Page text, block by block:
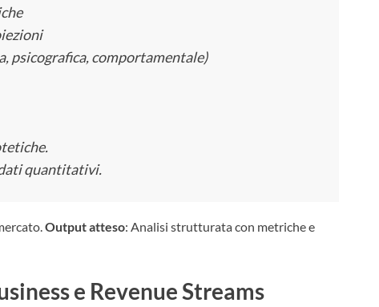
psicografica, comportamentale)
quantitativi.
Output atteso: Analisi strutturata con metriche e
e Revenue Streams